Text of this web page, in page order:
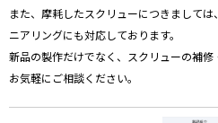
また、摩耗したスクリューにつきまして
ニアリングにも対応しております。
新品の製作だけでなく、スクリューの補修
お気軽にご相談ください。